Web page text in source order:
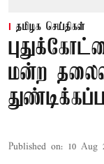
தமிழக செய்திகள்
மன்ற
Published on: 10 Aug